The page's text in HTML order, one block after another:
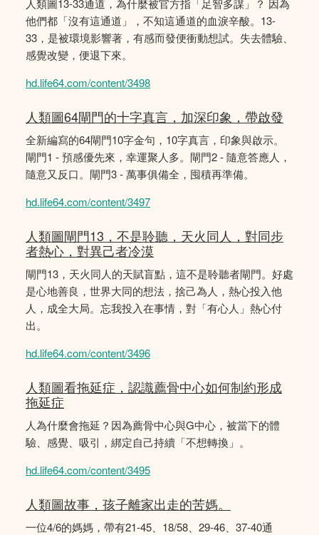
人類圖13-33通道，為什麼被官方指「足智多謀」？ 因為
他們都「沒有這通道」，不知這通道的血淚辛酸。13-
33，是被環境影響著，有感而發便衝動想試。失去體驗、
感覺改變，便退下來。
hd.life64.com/content/3498
人類圖64閘門的十字真言，加深印象，帶啟發
全新編寫的64閘門10字金句，10字真言，印象與啟示。
閘門1 - 預感優先來，幸運聚人多。閘門2 - 隨意答應人，
隨意又反口。閘門3 - 萬事俱備全，囤積再準備。
hd.life64.com/content/3497
人類圖閘門13，不是聆聽，天火同人，對同步
者熱心，對異己者冷漠
閘門13，天火同人的天賦盲點，這不是聆聽者閘門。好處
是心地善良，世界大同的想法，捨己為人，熱心投入他
人，成全大局。忘我投入在事情，對「有心人」熱心付
出。
hd.life64.com/content/3496
人類圖看拖延症，認識薦骨中心如何制約形成
拖延症
人為什麼會拖延？因為薦骨中心與G中心，被當下的體
驗、感覺、吸引，綁定自己持續「不想轉換」。
hd.life64.com/content/3495
人類圖故事，孩子離家出走的苦媽。
一位4/6的媽媽，帶有21-45、18/58、29-46、37-40通